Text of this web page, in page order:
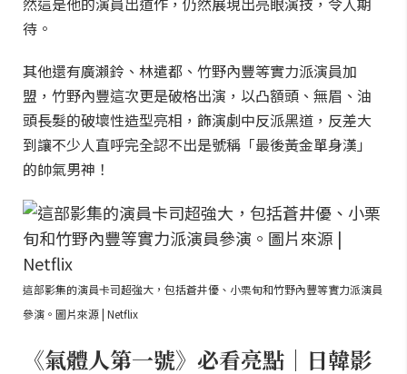
待。
其他還有廣瀨鈴、林遣都、竹野內豐等實力派演員加
盟，竹野內豐這次更是破格出演，以凸額頭、無眉、油
頭長髮的破壞性造型亮相，飾演劇中反派黑道，反差大
到讓不少人直呼完全認不出是號稱「最後黃金單身漢」
的帥氣男神！
這部影集的演員卡司超強大，包括蒼井優、小栗旬和竹野內豐等實力派演員
參演。圖片來源 | Netflix
《氣體人第一號》必看亮點｜日韓影